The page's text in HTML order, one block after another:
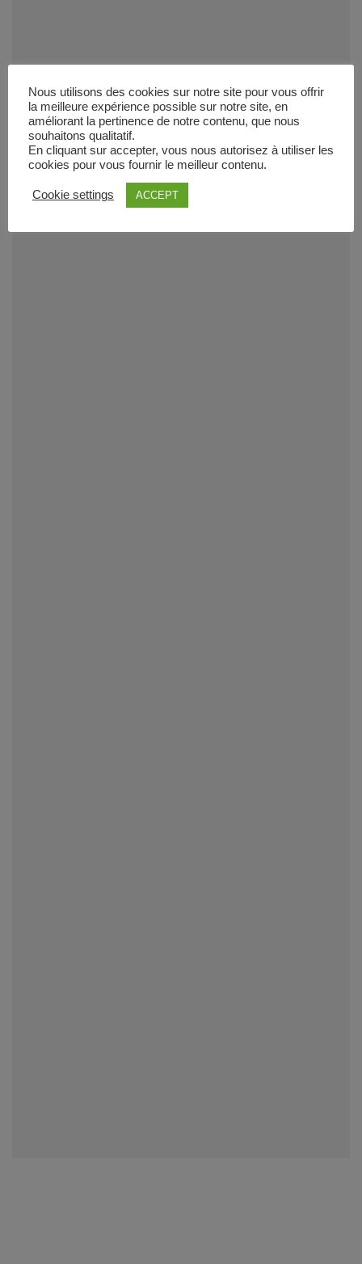
Nous utilisons des cookies sur notre site pour vous offrir
la meilleure expérience possible sur notre site, en
améliorant la pertinence de notre contenu, que nous
souhaitons qualitatif.
En cliquant sur accepter, vous nous autorisez à utiliser les
cookies pour vous fournir le meilleur contenu.
Cookie settings ACCEPT